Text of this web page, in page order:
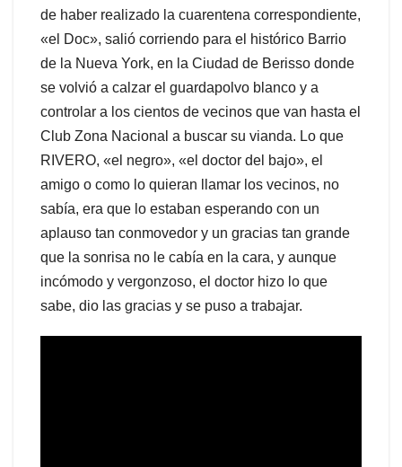
de haber realizado la cuarentena correspondiente,
«el Doc», salió corriendo para el histórico Barrio
de la Nueva York, en la Ciudad de Berisso donde
se volvió a calzar el guardapolvo blanco y a
controlar a los cientos de vecinos que van hasta el
Club Zona Nacional a buscar su vianda. Lo que
RIVERO, «el negro», «el doctor del bajo», el
amigo o como lo quieran llamar los vecinos, no
sabía, era que lo estaban esperando con un
aplauso tan conmovedor y un gracias tan grande
que la sonrisa no le cabía en la cara, y aunque
incómodo y vergonzoso, el doctor hizo lo que
sabe, dio las gracias y se puso a trabajar.